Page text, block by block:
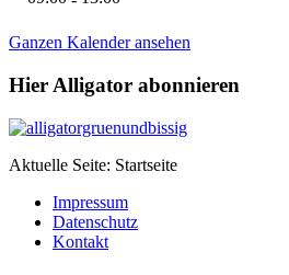
Ganzen Kalender ansehen
Hier Alligator abonnieren
Aktuelle Seite: Startseite
Impressum
Datenschutz
Kontakt